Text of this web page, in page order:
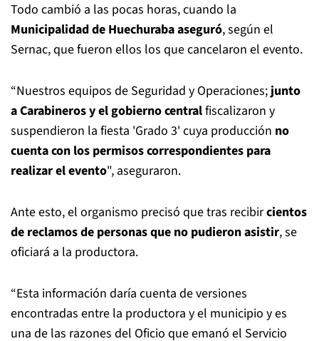
Todo cambió a las pocas horas, cuando la
Municipalidad de Huechuraba aseguró, según el
Sernac, que fueron ellos los que cancelaron el evento.
“Nuestros equipos de Seguridad y Operaciones;junto
a Carabineros y el gobierno centralfiscalizaron y
suspendieron la fiesta 'Grado 3' cuya producción no
cuenta con los permisos correspondientes para
realizar el evento", aseguraron.
Ante esto, el organismo precisó que tras recibircientos
de reclamos de personas que no pudieron asistir, se
oficiará a la productora.
“Esta información daría cuenta de versiones
encontradas entre la productora y el municipio y es
una de las razones del Oficio que emanó el Servicio